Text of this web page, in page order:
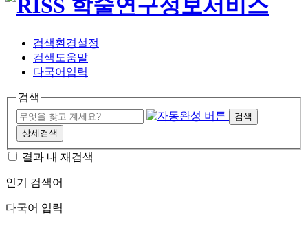
검색환경설정
검색도움말
다국어입력
검색
검색
상세검색
결과 내 재검색
인기 검색어
다국어 입력